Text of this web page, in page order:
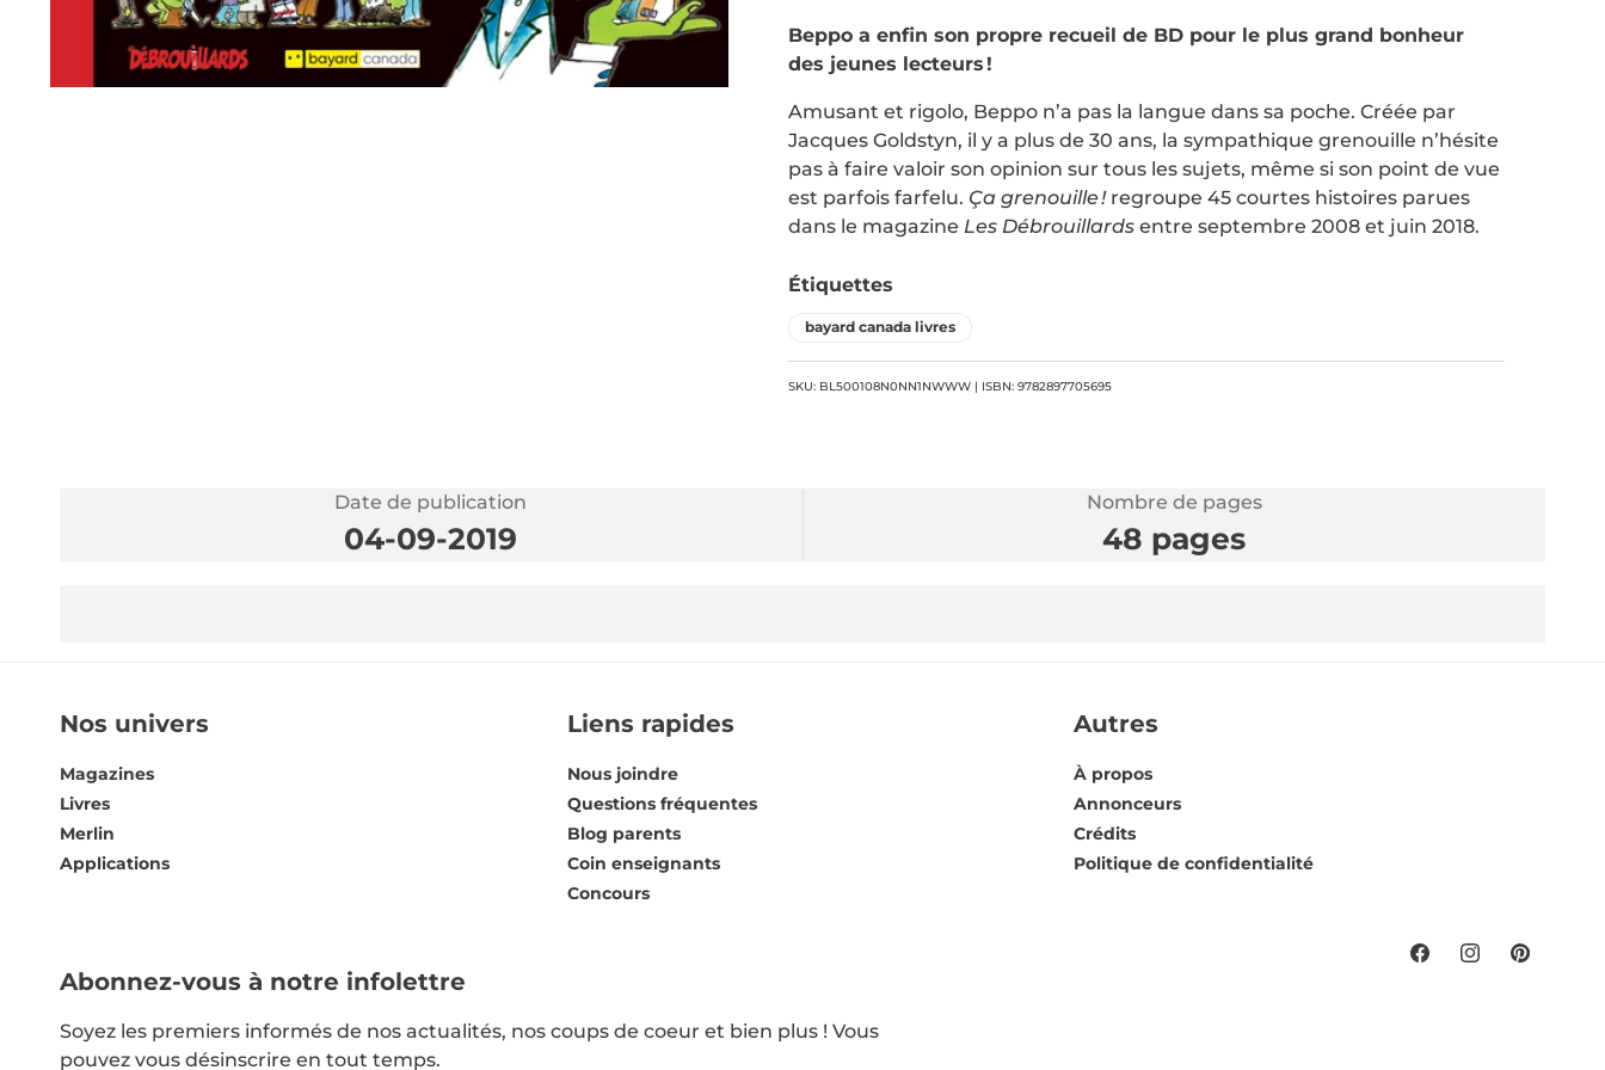
Beppo a enfin son propre recueil de BD pour le plus grand bonheur
des jeunes lecteurs !
Amusant et rigolo, Beppo n’a pas la langue dans sa poche. Créée par
Jacques Goldstyn, il y a plus de 30 ans, la sympathique grenouille n’hésite
pas à faire valoir son opinion sur tous les sujets, même si son point de vue
est parfois farfelu. Ça grenouille !regroupe 45 courtes histoires parues
dans le magazine Les Débrouillardsentre septembre 2008 et juin 2018.
Étiquettes
bayard canada livres
SKU: BL500108N0NN1NWWW | ISBN: 9782897705695
Date de publication
04-09-2019
Nombre de pages
48 pages
Nos univers
Magazines
Livres
Merlin
Applications
Liens rapides
Nous joindre
Questions fréquentes
Blog parents
Coin enseignants
Concours
Autres
À propos
Annonceurs
Crédits
Politique de confidentialité
Abonnez-vous à notre infolettre
Soyez les premiers informés de nos actualités, nos coups de coeur et bien plus ! Vous
pouvez vous désinscrire en tout temps.
FacebookInstagramPinterest